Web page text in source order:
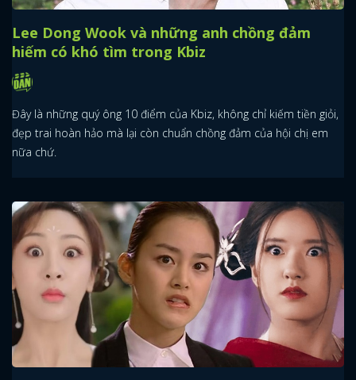
Lee Dong Wook và những anh chồng đảm
hiếm có khó tìm trong Kbiz
Đây là những quý ông 10 điểm của Kbiz, không chỉ kiếm tiền giỏi,
đẹp trai hoàn hảo mà lại còn chuẩn chồng đảm của hội chị em
nữa chứ.